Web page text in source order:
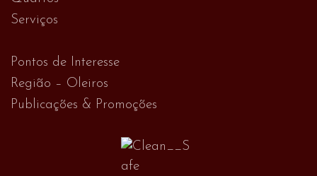
Serviços
Pontos de Interesse
Região – Oleiros
Publicações & Promoções